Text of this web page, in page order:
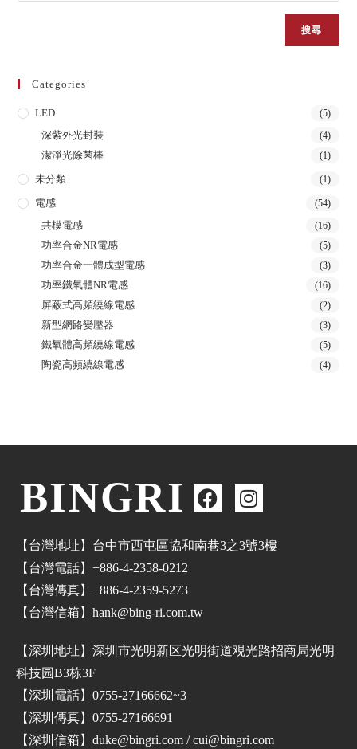
搜尋
Categories
LED (5)
深紫外光封裝 (4)
潔淨光除菌棒 (1)
未分類 (1)
電感 (54)
共模電感 (16)
功率合金NR電感 (5)
功率合金一體成型電感 (3)
功率鐵氧體NR電感 (16)
屏蔽式高頻繞線電感 (2)
新型網路變壓器 (3)
鐵氧體高頻繞線電感 (5)
陶瓷高頻繞線電感 (4)
BINGRI
【台灣地址】台中市西屯區協和南巷3之3號3樓
【台灣電話】+886-4-2358-0212
【台灣傳真】+886-4-2359-5273
【台灣信箱】hank@bing-ri.com.tw
【深圳地址】深圳市光明新区光明街道覌光路招商局光明
科技园B3栋3F
【深圳電話】0755-27166662~3
【深圳傳真】0755-27166691
【深圳信箱】duke@bingri.com / cui@bingri.com